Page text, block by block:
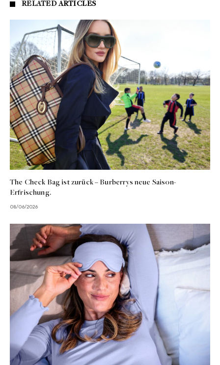
RELATEDARTICLES
The Check Bag ist zurück – Burberrys neue Saison-
Erfrischung.
08/06/2026